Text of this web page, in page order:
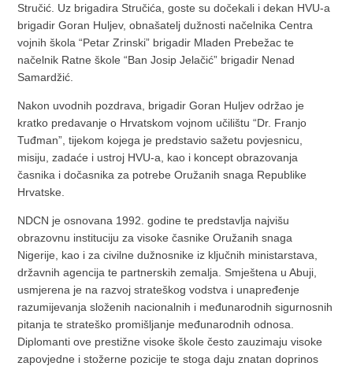
Stručić. Uz brigadira Stručića, goste su dočekali i dekan HVU-a
brigadir Goran Huljev, obnašatelj dužnosti načelnika Centra
vojnih škola “Petar Zrinski” brigadir Mladen Prebežac te
načelnik Ratne škole “Ban Josip Jelačić” brigadir Nenad
Samardžić.
Nakon uvodnih pozdrava, brigadir Goran Huljev održao je
kratko predavanje o Hrvatskom vojnom učilištu “Dr. Franjo
Tuđman”, tijekom kojega je predstavio sažetu povjesnicu,
misiju, zadaće i ustroj HVU-a, kao i koncept obrazovanja
časnika i dočasnika za potrebe Oružanih snaga Republike
Hrvatske.
NDCN je osnovana 1992. godine te predstavlja najvišu
obrazovnu instituciju za visoke časnike Oružanih snaga
Nigerije, kao i za civilne dužnosnike iz ključnih ministarstava,
državnih agencija te partnerskih zemalja. Smještena u Abuji,
usmjerena je na razvoj strateškog vodstva i unapređenje
razumijevanja složenih nacionalnih i međunarodnih sigurnosnih
pitanja te strateško promišljanje međunarodnih odnosa.
Diplomanti ove prestižne visoke škole često zauzimaju visoke
zapovjedne i stožerne pozicije te stoga daju znatan doprinos